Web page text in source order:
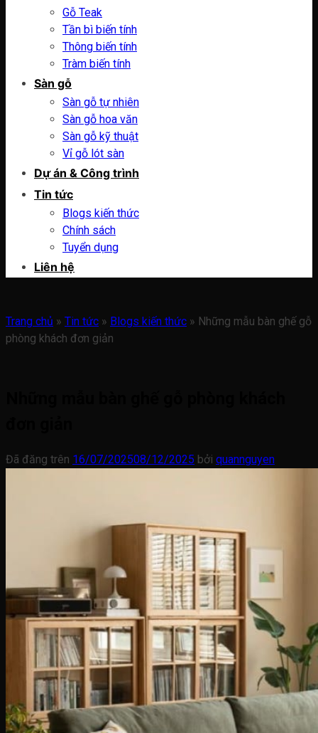
Gỗ Teak
Tần bì biến tính
Thông biến tính
Tràm biến tính
Sàn gỗ
Sàn gỗ tự nhiên
Sàn gỗ hoa văn
Sàn gỗ kỹ thuật
Vỉ gỗ lót sàn
Dự án & Công trình
Tin tức
Blogs kiến thức
Chính sách
Tuyển dụng
Liên hệ
Trang chủ » Tin tức » Blogs kiến thức » Những mẫu bàn ghế gỗ
phòng khách đơn giản
Đã đăng trên 16/07/202508/12/2025 bởi quannguyen